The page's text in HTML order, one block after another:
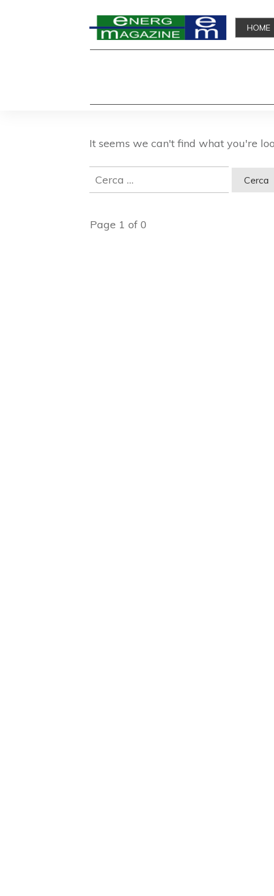
HOME
It seems we can't find what you're
Ricerca
per:
Page 1 of 0